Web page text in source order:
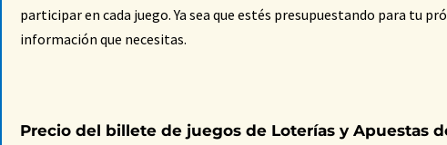
participar en cada juego. Ya sea que estés presupuestando para tu
información que necesitas.
Precio del billete de juegos de Loterías y Apuestas